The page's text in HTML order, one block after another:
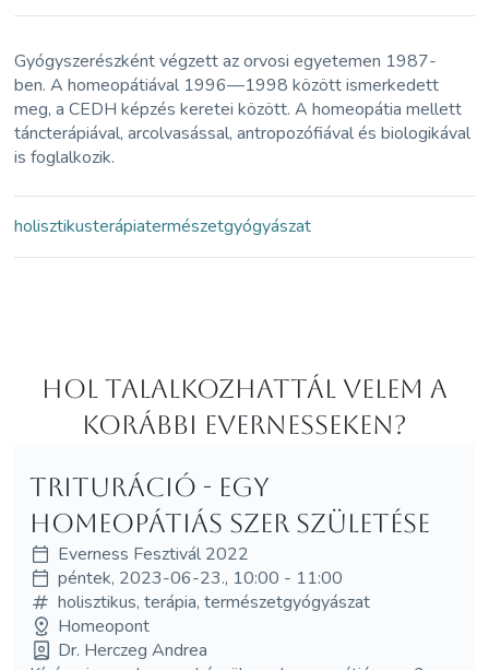
Gyógyszerészként végzett az orvosi egyetemen 1987-
ben. A homeopátiával 1996—1998 között ismerkedett
meg, a CEDH képzés keretei között. A homeopátia mellett
táncterápiával, arcolvasással, antropozófiával és biologikával
is foglalkozik.
holisztikusterápiatermészetgyógyászat
Hol Talalkozhattál velem a
korábbi Evernesseken?
Trituráció - egy
homeopátiás szer születése
Everness Fesztivál 2022
péntek, 2023-06-23., 10:00 - 11:00
holisztikus, terápia, természetgyógyászat
Homeopont
Dr. Herczeg Andrea